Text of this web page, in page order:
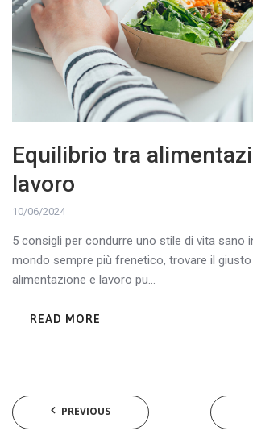
Equilibrio tra
lavoro
10/06/2024
5 consigli per condurre uno stile di vita sano
mondo sempre più frenetico, trovare il
alimentazione e lavoro pu...
READ MORE
PREVIOUS